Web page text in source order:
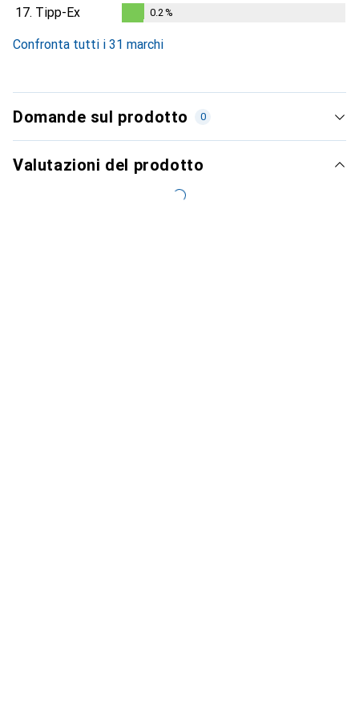
0.2%
17. Tipp-Ex 0.2%
Confronta tutti i 31 marchi
Domande sul prodotto 0
Valutazioni del prodotto